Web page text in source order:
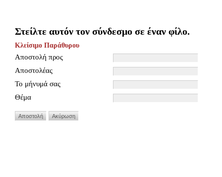
Στείλτε αυτόν τον σύνδεσμο σε έναν φίλο.
Κλείσιμο Παράθυρου
Αποστολή προς
Αποστολέας
Το μήνυμά σας
Θέμα
Αποστολή Ακύρωση